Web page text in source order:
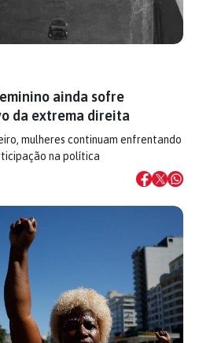
ainda sofre
da extrema direita
mulheres continuam enfrentando
na política